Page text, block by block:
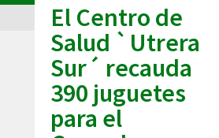
El Centro de
Salud `Utrera
Sur´ recauda
390 juguetes
para el